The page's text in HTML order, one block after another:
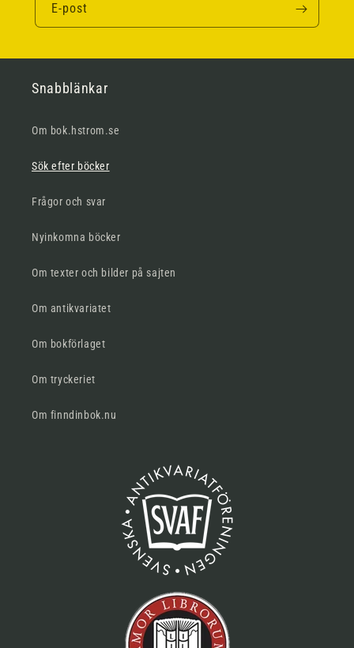
E-post
Snabblänkar
Om bok.hstrom.se
Sök efter böcker
Frågor och svar
Nyinkomna böcker
Om texter och bilder på sajten
Om antikvariatet
Om bokförlaget
Om tryckeriet
Om finndinbok.nu